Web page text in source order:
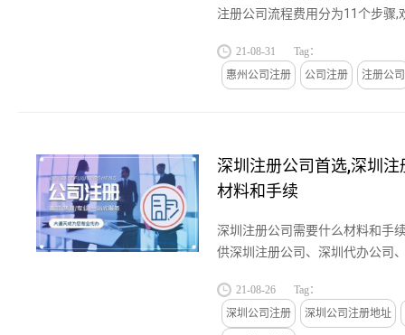
注册公司流程费用分为11个步骤,
服解惑....
21-08-31
Tag：
惠州公司注册
公司注册 注册公司
深圳注册公司首选,深圳
材料和手续
深圳注册公司需要什么材料和手
供深圳注册公司、深圳代办公司
是深圳注册公司的首选....
21-08-26
Tag：
深圳公司注册
深圳公司注册地址